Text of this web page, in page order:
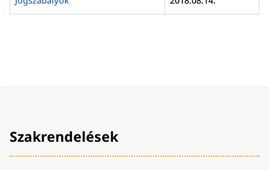
Szakrendelések